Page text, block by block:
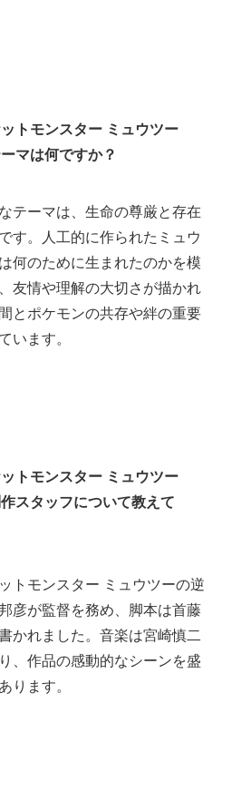
ットモンスター ミュウツー
マは何ですか？
テーマは、生命の尊厳と存在
す。人工的に作られたミュウ
何のために生まれたのかを模
友情や理解の大切さが描かれ
とポケモンの共存や絆の重要
います。
ットモンスター ミュウツー
スタッフについて教えて
トモンスター ミュウツーの逆
彦が監督を務め、脚本は首藤
かれました。音楽は宮崎慎二
、作品の感動的なシーンを盛
ります。